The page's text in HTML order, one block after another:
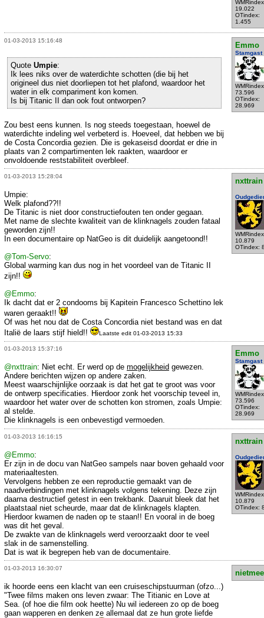
19.022
OTindex:
1.455
01-03-2013 15:16:48
Emmo
Stamgast
73.596
OTindex:
28.969
Quote Umpie:
Ik lees niks over de waterdichte schotten (die bij het
origineel dus niet doorliepen tot het plafond, waardoor het
water in elk compariment kon komen.
Is bij Titanic II dan ook fout ontworpen?
Zou best eens kunnen. Is nog steeds toegestaan, hoewel de
waterdichte indeling wel verbeterd is. Hoeveel, dat hebben we bij
de Costa Concordia gezien. Die is gekaseisd doordat er drie in
plaats van 2 compartimenten lek raakten, waardoor er
onvoldoende reststabiliteit overbleef.
01-03-2013 15:28:04
nxttrain
10.879
OTindex:
Umpie:
Welk plafond??!!
De Titanic is niet door constructiefouten ten onder gegaan.
Met name de slechte kwaliteit van de klinknagels zouden fataal
geworden zijn!!
In een documentaire op NatGeo is dit duidelijk aangetoond!!
@Tom-Servo:
Global warming kan dus nog in het voordeel van de Titanic II
zijn!!
@Emmo:
Ik dacht dat er 2 condooms bij Kapitein Francesco Schettino lek
waren geraakt!!
Of was het nou dat de Costa Concordia niet bestand was en dat
Italië de laars stijf hield!!
Laatste edit 01-03-2013 15:33
01-03-2013 15:37:16
Emmo
Stamgast
73.596
OTindex:
28.969
@nxttrain: Niet echt. Er werd op de mogelijkheid gewezen.
Andere berichten wijzen op andere zaken.
Meest waarschijnlijke oorzaak is dat het gat te groot was voor
de ontwerp specificaties. Hierdoor zonk het voorschip teveel in,
waardoor het water over de schotten kon stromen, zoals Umpie:
al stelde.
Die klinknagels is een onbevestigd vermoeden.
01-03-2013 16:16:15
nxttrain
10.879
OTindex:
@Emmo:
Er zijn in de docu van NatGeo sampels naar boven gehaald voor
materiaaltesten.
Vervolgens hebben ze een reproductie gemaakt van de
naadverbindingen met klinknagels volgens tekening. Deze zijn
daarna destructief getest in een trekbank. Daaruit bleek dat het
plaatstaal niet scheurde, maar dat de klinknagels klapten.
Hierdoor kwamen de naden op te staan!! En vooral in de boeg
was dit het geval.
De zwakte van de klinknagels werd veroorzaakt door te veel
slak in de samenstelling.
Dat is wat ik begrepen heb van de documentaire.
01-03-2013 16:30:07
ik hoorde eens een klacht van een cruiseschipstuurman (ofzo...)
"Twee films maken ons leven zwaar: The Titianic en Love at
Sea. (of hoe die film ook heette) Nu wil iedereen zo op de boeg
gaan wapperen en denken ze allemaal dat ze hun grote liefde